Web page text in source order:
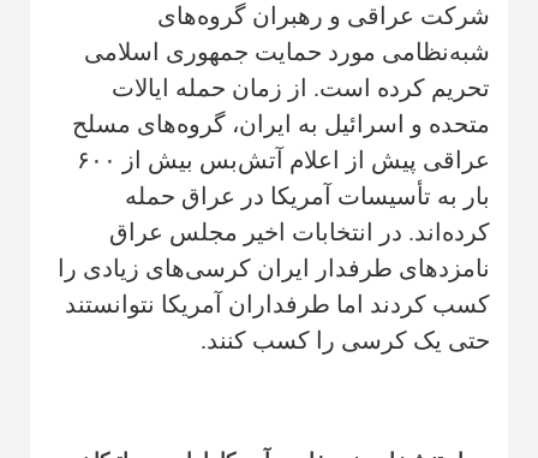
شرکت عراقی و رهبران گروه‌های
شبه‌نظامی مورد حمایت جمهوری اسلامی
تحریم کرده است. از زمان حمله ایالات
متحده و اسرائیل به ایران، گروه‌های مسلح
عراقی پیش از اعلام آتش‌بس بیش از ۶۰۰
بار به تأسیسات آمریکا در عراق حمله
کرده‌اند. در انتخابات اخیر مجلس عراق
نامزدهای طرفدار ایران کرسی‌های زیادی را
کسب کردند اما طرفداران آمریکا نتوانستند
حتی یک کرسی را کسب کنند.